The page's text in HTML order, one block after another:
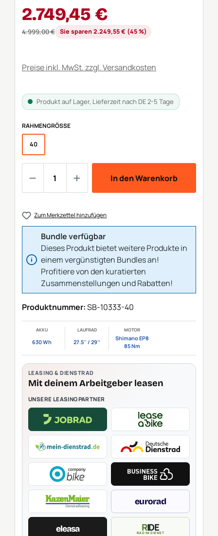
Verkaufspreis:
2.749,45 €
Regulärer Preis:
4.999,00 € Sie sparen 2.249,55 € (45 %)
Preise inkl. MwSt. zzgl. Versandkosten
Produkt auf Lager, Lieferzeit nach DE 2-5 Tage
RAHMENGRÖSSE AUSWÄHLEN
40
In den Warenkorb
Zum Merkzettel hinzufügen
Bundle verfügbar
Dieses Produkt bietet weitere Produkte in
einem vergünstigten Bundles an!
Profitiere von den kuratierten
Zusammenstellungen und Rabatten!
Produktnummer:SB-10333-40
AKKU
630 Wh
LAUFRAD
27.5'' / 29‘‘
MOTOR
Shimano EP8
85 Nm
LEASING & DIENSTRAD
Mit deinem Arbeitgeber leasen
UNSERE LEASINGPARTNER
eurorad
eleasa RIDE
RAD IM DIENST